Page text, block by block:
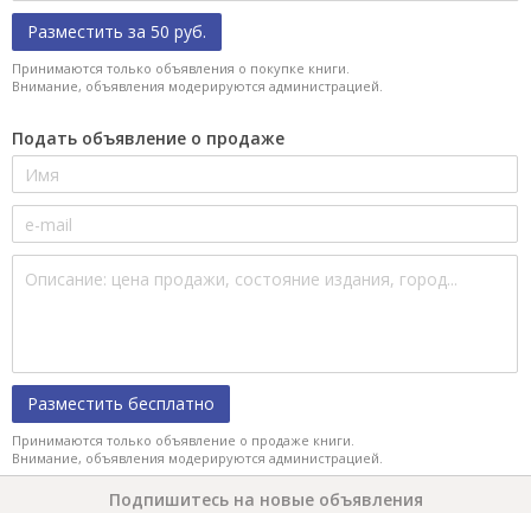
Разместить за 50 руб.
Принимаются только объявления о покупке книги.
Внимание, объявления модерируются администрацией.
Подать объявление о продаже
Разместить бесплатно
Принимаются только объявление о продаже книги.
Внимание, объявления модерируются администрацией.
Подпишитесь на новые объявления